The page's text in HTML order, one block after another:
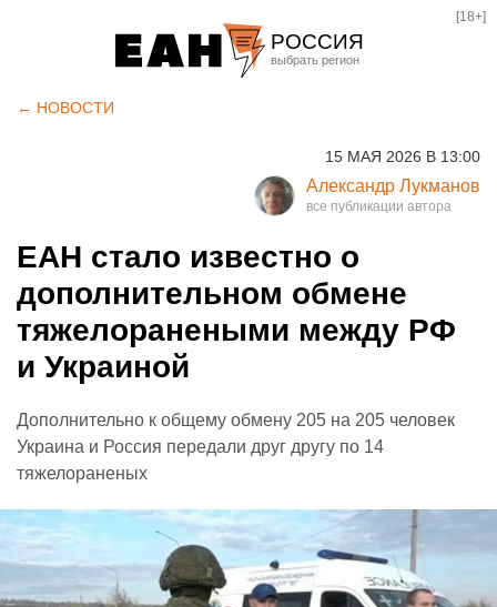
РОССИЯ
Курган
Оренбург
[18+]
← НОВОСТИ
15 МАЯ 2026 В 13:00
Александр Лукманов
ЕАН стало известно о
дополнительном обмене
тяжелоранеными между РФ
и Украиной
Дополнительно к общему обмену 205 на 205 человек
Украина и Россия передали друг другу по 14
тяжелораненых